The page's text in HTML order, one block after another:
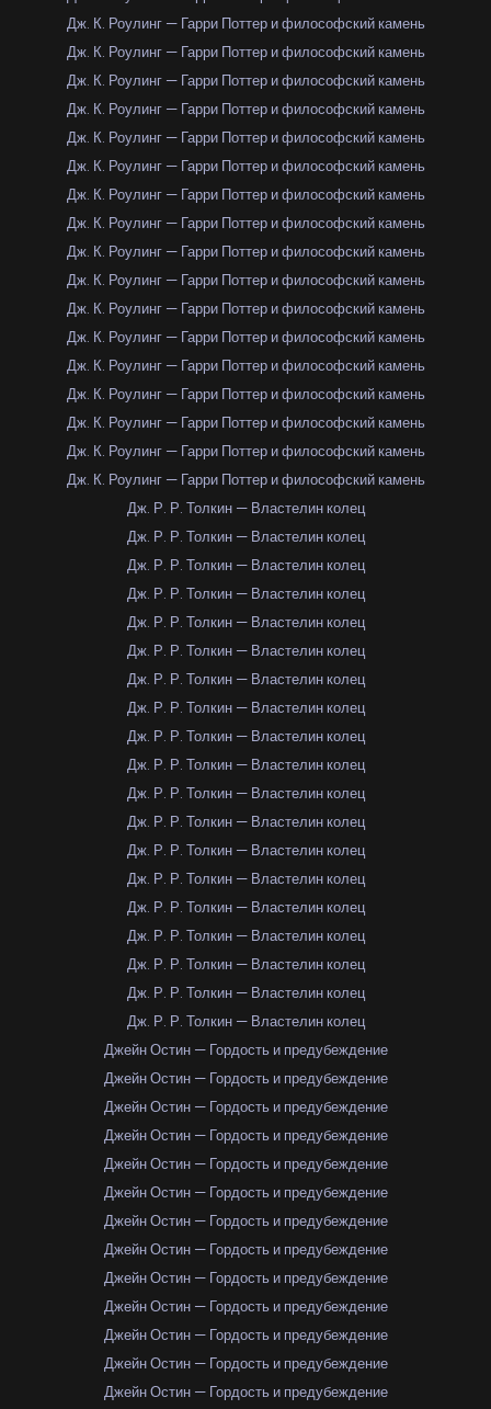
Дж. К. Роулинг — Гарри Поттер и философский камень
Дж. К. Роулинг — Гарри Поттер и философский камень
Дж. К. Роулинг — Гарри Поттер и философский камень
Дж. К. Роулинг — Гарри Поттер и философский камень
Дж. К. Роулинг — Гарри Поттер и философский камень
Дж. К. Роулинг — Гарри Поттер и философский камень
Дж. К. Роулинг — Гарри Поттер и философский камень
Дж. К. Роулинг — Гарри Поттер и философский камень
Дж. К. Роулинг — Гарри Поттер и философский камень
Дж. К. Роулинг — Гарри Поттер и философский камень
Дж. К. Роулинг — Гарри Поттер и философский камень
Дж. К. Роулинг — Гарри Поттер и философский камень
Дж. К. Роулинг — Гарри Поттер и философский камень
Дж. К. Роулинг — Гарри Поттер и философский камень
Дж. К. Роулинг — Гарри Поттер и философский камень
Дж. К. Роулинг — Гарри Поттер и философский камень
Дж. К. Роулинг — Гарри Поттер и философский камень
Дж. Р. Р. Толкин — Властелин колец
Дж. Р. Р. Толкин — Властелин колец
Дж. Р. Р. Толкин — Властелин колец
Дж. Р. Р. Толкин — Властелин колец
Дж. Р. Р. Толкин — Властелин колец
Дж. Р. Р. Толкин — Властелин колец
Дж. Р. Р. Толкин — Властелин колец
Дж. Р. Р. Толкин — Властелин колец
Дж. Р. Р. Толкин — Властелин колец
Дж. Р. Р. Толкин — Властелин колец
Дж. Р. Р. Толкин — Властелин колец
Дж. Р. Р. Толкин — Властелин колец
Дж. Р. Р. Толкин — Властелин колец
Дж. Р. Р. Толкин — Властелин колец
Дж. Р. Р. Толкин — Властелин колец
Дж. Р. Р. Толкин — Властелин колец
Дж. Р. Р. Толкин — Властелин колец
Дж. Р. Р. Толкин — Властелин колец
Дж. Р. Р. Толкин — Властелин колец
Джейн Остин — Гордость и предубеждение
Джейн Остин — Гордость и предубеждение
Джейн Остин — Гордость и предубеждение
Джейн Остин — Гордость и предубеждение
Джейн Остин — Гордость и предубеждение
Джейн Остин — Гордость и предубеждение
Джейн Остин — Гордость и предубеждение
Джейн Остин — Гордость и предубеждение
Джейн Остин — Гордость и предубеждение
Джейн Остин — Гордость и предубеждение
Джейн Остин — Гордость и предубеждение
Джейн Остин — Гордость и предубеждение
Джейн Остин — Гордость и предубеждение